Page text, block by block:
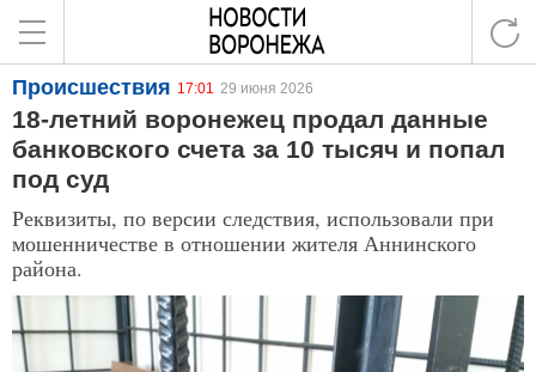
Происшествия 17:01 29 июня 2026
18-летний воронежец продал данные
банковского счета за 10 тысяч и попал
под суд
Реквизиты, по версии следствия, использовали при
мошенничестве в отношении жителя Аннинского
района.